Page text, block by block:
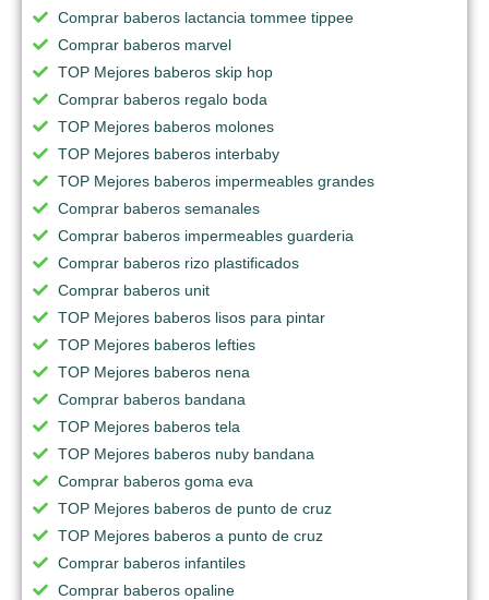
Comprar baberos lactancia tommee tippee
Comprar baberos marvel
TOP Mejores baberos skip hop
Comprar baberos regalo boda
TOP Mejores baberos molones
TOP Mejores baberos interbaby
TOP Mejores baberos impermeables grandes
Comprar baberos semanales
Comprar baberos impermeables guarderia
Comprar baberos rizo plastificados
Comprar baberos unit
TOP Mejores baberos lisos para pintar
TOP Mejores baberos lefties
TOP Mejores baberos nena
Comprar baberos bandana
TOP Mejores baberos tela
TOP Mejores baberos nuby bandana
Comprar baberos goma eva
TOP Mejores baberos de punto de cruz
TOP Mejores baberos a punto de cruz
Comprar baberos infantiles
Comprar baberos opaline